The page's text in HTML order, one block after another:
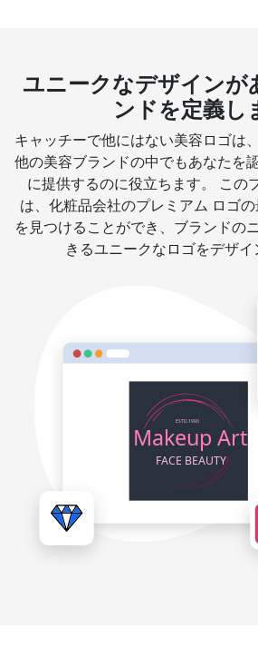
ユニークなデザインが
ンドを定義し
キャッチーで他にはない美容ロゴは
他の美容ブランドの中でもあなたを
に提供するのに役立ちます。 この
は、化粧品会社のプレミアム ロゴ
を見つけることができ、ブランドの
きるユニークなロゴをデザイ